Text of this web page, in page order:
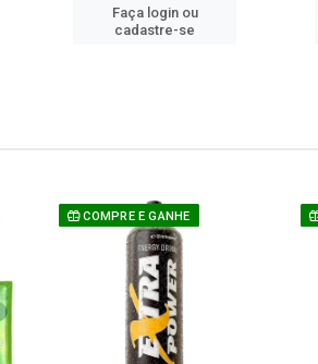
Faça login ou
cadastre-se
COMPRE E GANHE